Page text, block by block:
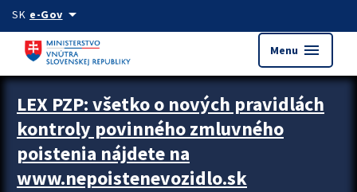
Preskocit na hlavný obsah
SK e-Govarrow_drop_down
Menu menu
Zastavit automatický posun upútavok
LEX PZP: všetko o nových pravidlách
kontroly povinného zmluvného
poistenia nájdete na
www.nepoistenevozidlo.sk